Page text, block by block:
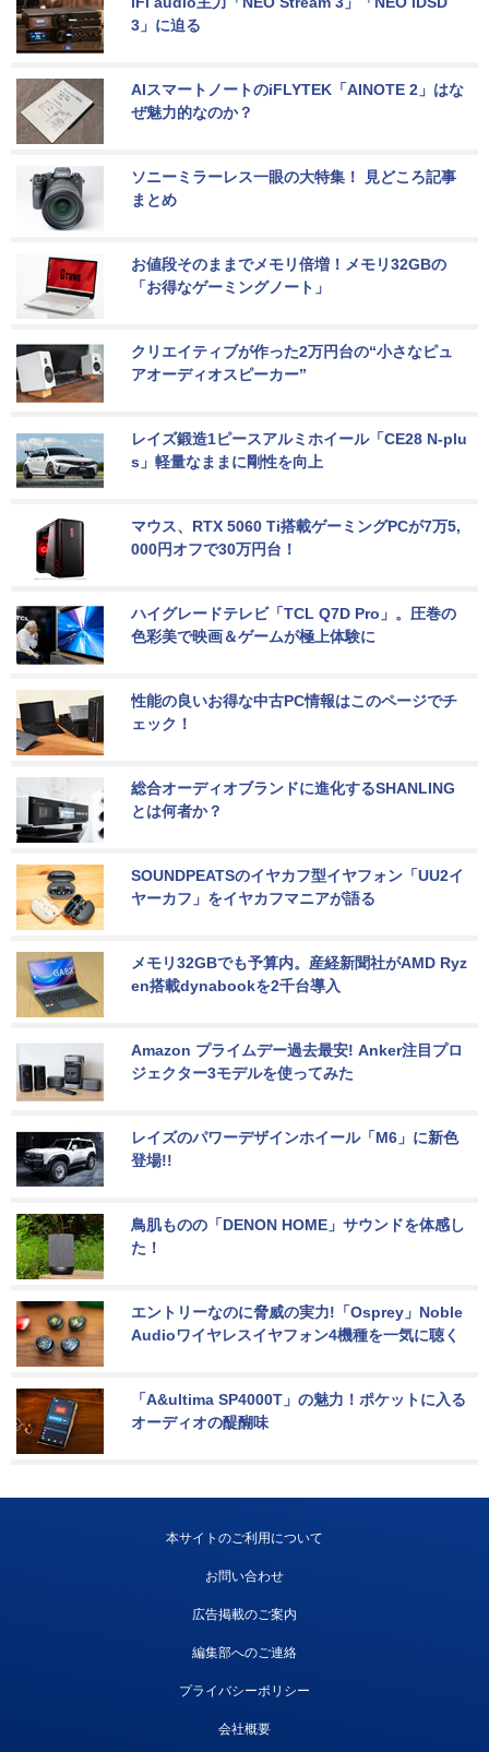
3」に迫る
AIスマートノートのiFLYTEK「AINOTE 2」はな
ぜ魅力的なのか？
ソニーミラーレス一眼の大特集！ 見どころ記事
まとめ
お値段そのままでメモリ倍増！メモリ32GBの
「お得なゲーミングノート」
クリエイティブが作った2万円台の“小さなピュ
アオーディオスピーカー”
レイズ鍛造1ピースアルミホイール「CE28 N-plu
s」軽量なままに剛性を向上
マウス、RTX 5060 Ti搭載ゲーミングPCが7万5,
000円オフで30万円台！
ハイグレードテレビ「TCL Q7D Pro」。圧巻の
色彩美で映画＆ゲームが極上体験に
性能の良いお得な中古PC情報はこのページでチ
ェック！
総合オーディオブランドに進化するSHANLING
とは何者か？
SOUNDPEATSのイヤカフ型イヤフォン「UU2イ
ヤーカフ」をイヤカフマニアが語る
メモリ32GBでも予算内。産経新聞社がAMD Ryz
en搭載dynabookを2千台導入
Amazon プライムデー過去最安! Anker注目プロ
ジェクター3モデルを使ってみた
レイズのパワーデザインホイール「M6」に新色
登場!!
鳥肌ものの「DENON HOME」サウンドを体感し
た！
エントリーなのに脅威の実力!「Osprey」Noble
Audioワイヤレスイヤフォン4機種を一気に聴く
「A&ultima SP4000T」の魅力！ポケットに入る
オーディオの醍醐味
本サイトのご利用について
お問い合わせ
広告掲載のご案内
編集部へのご連絡
プライバシーポリシー
会社概要